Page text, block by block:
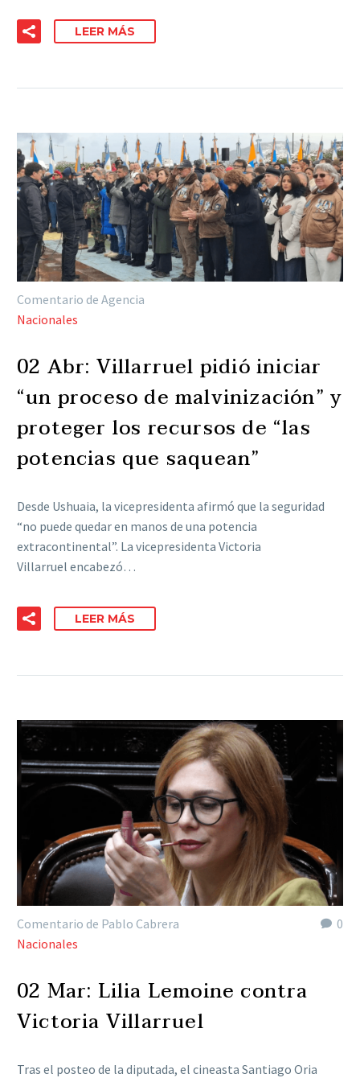
LEER MÁS
Comentario de Agencia
Nacionales
02 Abr: Villarruel pidió iniciar
“un proceso de malvinización” y
proteger los recursos de “las
potencias que saquean”
Desde Ushuaia, la vicepresidenta afirmó que la seguridad
“no puede quedar en manos de una potencia
extracontinental”. La vicepresidenta Victoria
Villarruel encabezó…
LEER MÁS
0
Comentario de Pablo Cabrera
Nacionales
02 Mar: Lilia Lemoine contra
Victoria Villarruel
Tras el posteo de la diputada, el cineasta Santiago Oria